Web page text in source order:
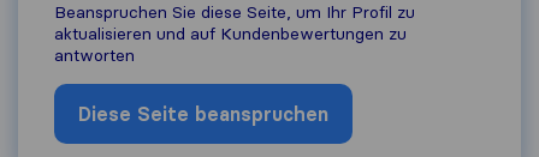
Beanspruchen Sie diese Seite, um Ihr Profil zu
aktualisieren und auf Kundenbewertungen zu
antworten
Diese Seite beanspruchen